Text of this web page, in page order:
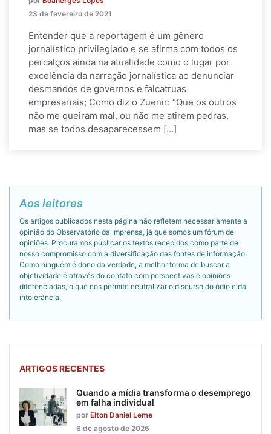
23 de fevereiro de 2021
Entender que a reportagem é um gênero
jornalístico privilegiado e se afirma com todos os
percalços ainda na atualidade como o lugar por
excelência da narração jornalística ao denunciar
desmandos de governos e falcatruas
empresariais; Como diz o Zuenir: “Que os outros
não me queiram mal, ou não me atirem pedras,
mas se todos desaparecessem […]
Aos leitores
Os artigos publicados nesta página não refletem necessariamente a
opinião do Observatório da Imprensa, já que somos um fórum de
opiniões. Procuramos publicar os textos recebidos como parte de
nosso compromisso com a diversificação das fontes de informação.
Como ninguém é dono da verdade, a melhor forma de buscar a
objetividade é através do contato com perspectivas e opiniões
diferenciadas, o que nos permite neutralizar o discurso do ódio e da
intolerância.
ARTIGOS RECENTES
Quando a mídia transforma o desemprego
em falha individual
por Elton Daniel Leme
6 de agosto de 2026